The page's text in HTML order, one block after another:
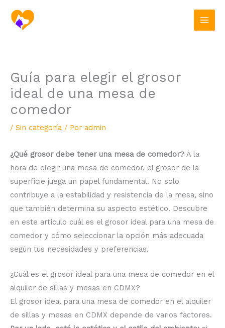
contenido
Guía para elegir el grosor
ideal de una mesa de
comedor
/ Sin categoría / Por admin
¿Qué grosor debe tener una mesa de comedor? A la
hora de elegir una mesa de comedor, el grosor de la
superficie juega un papel fundamental. No solo
contribuye a la estabilidad y resistencia de la mesa, sino
que también determina su aspecto estético. Descubre
en este artículo cuál es el grosor ideal para una mesa de
comedor y cómo seleccionar la opción más adecuada
según tus necesidades y preferencias.
¿Cuál es el grosor ideal para una mesa de comedor en el
alquiler de sillas y mesas en CDMX?
El grosor ideal para una mesa de comedor en el alquiler
de sillas y mesas en CDMX depende de varios factores.